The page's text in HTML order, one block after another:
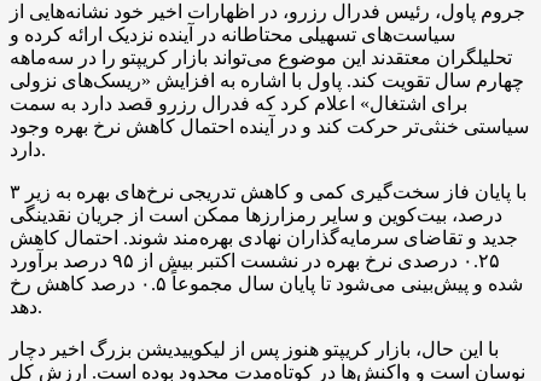
جروم پاول، رئیس فدرال رزرو، در اظهارات اخیر خود نشانه‌هایی از
سیاست‌های تسهیلی محتاطانه در آینده نزدیک ارائه کرده و
تحلیلگران معتقدند این موضوع می‌تواند بازار کریپتو را در سه‌ماهه
چهارم سال تقویت کند. پاول با اشاره به افزایش «ریسک‌های نزولی
برای اشتغال» اعلام کرد که فدرال رزرو قصد دارد به سمت
سیاستی خنثی‌تر حرکت کند و در آینده احتمال کاهش نرخ بهره وجود
دارد.
با پایان فاز سخت‌گیری کمی و کاهش تدریجی نرخ‌های بهره به زیر ۳
درصد، بیت‌کوین و سایر رمزارزها ممکن است از جریان نقدینگی
جدید و تقاضای سرمایه‌گذاران نهادی بهره‌مند شوند. احتمال کاهش
۰.۲۵ درصدی نرخ بهره در نشست اکتبر بیش از ۹۵ درصد برآورد
شده و پیش‌بینی می‌شود تا پایان سال مجموعاً ۰.۵ درصد کاهش رخ
دهد.
با این حال، بازار کریپتو هنوز پس از لیکوییدیشن بزرگ اخیر دچار
نوسان است و واکنش‌ها در کوتاه‌مدت محدود بوده است. ارزش کل